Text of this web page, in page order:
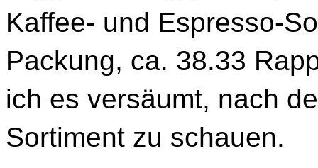
Kaffee- und Espresso-
Packung, ca. 38.33
ich es versäumt, nach
Sortiment zu schauen.